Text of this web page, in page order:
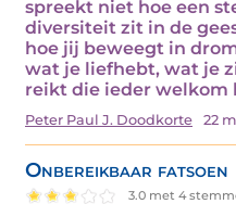
spreekt niet hoe een
diversiteit zit in de
hoe jij beweegt in
wat je liefhebt, wat je
reikt die ieder welkom
Peter Paul J. Doodkorte 22
Onbereikbaar fatsoen
3.0 met 4